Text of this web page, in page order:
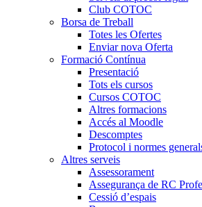
Club COTOC
Borsa de Treball
Totes les Ofertes
Enviar nova Oferta
Formació Contínua
Presentació
Tots els cursos
Cursos COTOC
Altres formacions
Accés al Moodle
Descomptes
Protocol i normes
Altres serveis
Assessorament
Assegurança de RC
Cessió d’espais